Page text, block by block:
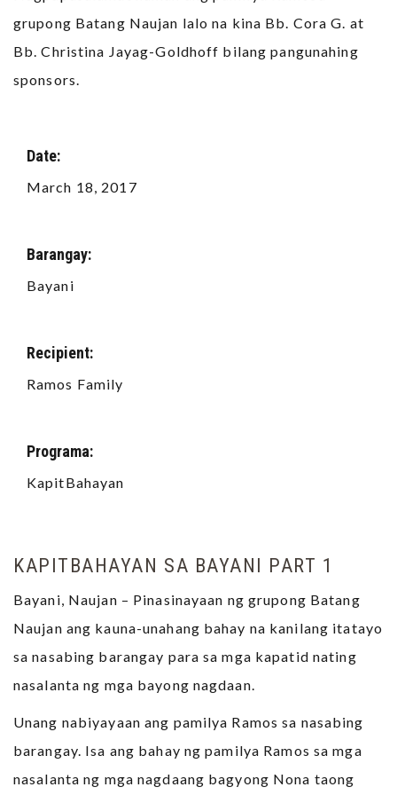
grupong Batang Naujan lalo na kina Bb. Cora G. at
Bb. Christina Jayag-Goldhoff bilang pangunahing
sponsors.
Date:
March 18, 2017
Barangay:
Bayani
Recipient:
Ramos Family
Programa:
KapitBahayan
KAPITBAHAYAN SA BAYANI PART 1
Bayani, Naujan – Pinasinayaan ng grupong Batang
Naujan ang kauna-unahang bahay na kanilang itatayo
sa nasabing barangay para sa mga kapatid nating
nasalanta ng mga bayong nagdaan.
Unang nabiyayaan ang pamilya Ramos sa nasabing
barangay. Isa ang bahay ng pamilya Ramos sa mga
nasalanta ng mga nagdaang bagyong Nona taong